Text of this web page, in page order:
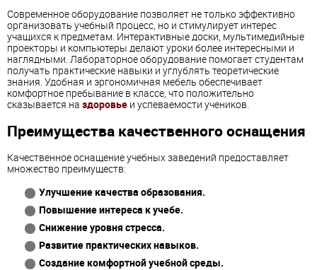
Современное оборудование позволяет не только эффективно
организовать учебный процесс, но и стимулирует интерес
учащихся к предметам. Интерактивные доски, мультимедийные
проекторы и компьютеры делают уроки более интересными и
наглядными. Лабораторное оборудование помогает студентам
получать практические навыки и углублять теоретические
знания. Удобная и эргономичная мебель обеспечивает
комфортное пребывание в классе, что положительно
сказывается на здоровье и успеваемости учеников.
Преимущества качественного оснащения
Качественное оснащение учебных заведений предоставляет
множество преимуществ:
Улучшение качества образования.
Повышение интереса к учебе.
Снижение уровня стресса.
Развитие практических навыков.
Создание комфортной учебной среды.